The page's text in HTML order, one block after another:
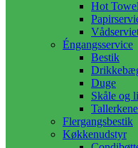
Hot
Éngangsservice
Bestik
Duge
Skåle og
Flergangsbestik
Køkkenudstyr